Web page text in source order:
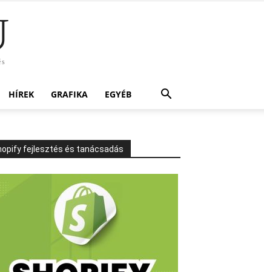
HÍREK GRAFIKA EGYÉB
fejlesztés és tanácsadás